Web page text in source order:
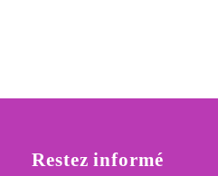
Restez informé